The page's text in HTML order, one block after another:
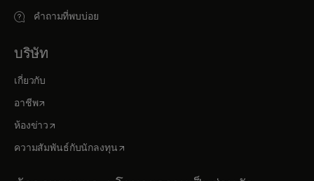
คำถามที่พบบ่อย
บริษัท
เกี่ยวกับ
อาชีพopens in a new tab
ห้องข่าว opens in a new tab
ความสัมพันธ์กับนักลงทุนopens in a new tab